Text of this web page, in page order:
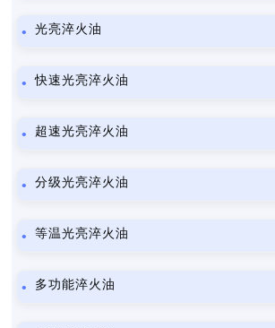
光亮淬火油
快速光亮淬火油
超速光亮淬火油
分级光亮淬火油
等温光亮淬火油
多功能淬火油